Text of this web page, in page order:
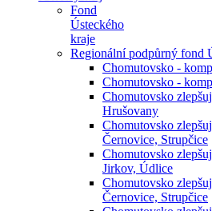
Fond
Ústeckého
kraje
Regionální podpůrný fond
Chomutovsko -
Chomutovsko -
Chomutovsko
Hrušovany
Chomutovsko
Černovice, Strupčice
Chomutovsko
Jirkov, Údlice
Chomutovsko
Černovice, Strupčice